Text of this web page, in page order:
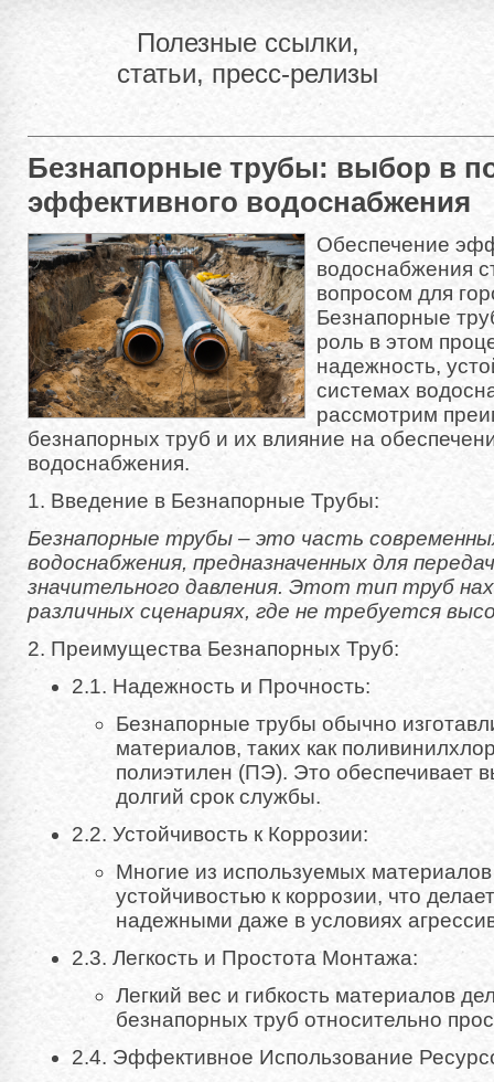
Полезные ссылки,
статьи, пресс-релизы
Безнапорные трубы: выбор в
эффективного водоснабжения
Обеспечение
водоснабжения
вопросом для
Безнапорные
роль в этом
надежность,
системах
рассмотрим
безнапорных труб и их влияние на
водоснабжения.
1. Введение в Безнапорные Трубы:
Безнапорные трубы – это часть
водоснабжения, предназначенных для
значительного давления. Этот тип труб
различных сценариях, где не требуется
2. Преимущества Безнапорных Труб:
2.1. Надежность и Прочность:
Безнапорные трубы обычно
материалов, таких как
полиэтилен (ПЭ). Это обеспечивает
долгий срок службы.
2.2. Устойчивость к Коррозии:
Многие из используемых
устойчивостью к коррозии, что
надежными даже в условиях
2.3. Легкость и Простота Монтажа:
Легкий вес и гибкость материалов
безнапорных труб относительно
2.4. Эффективное Использование